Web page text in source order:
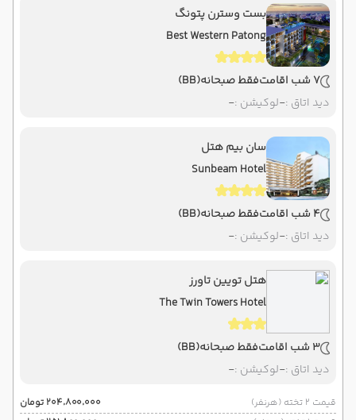
بست وسترن پتونگ
Best Western Patong
7 شب اقامت فقط صبحانه(BB)
دید اتاق :-لوکیشن :-
سان بیم هتل
Sunbeam Hotel
4 شب اقامت فقط صبحانه(BB)
دید اتاق :-لوکیشن :-
هتل تویین تاورز
The Twin Towers Hotel
3 شب اقامت فقط صبحانه(BB)
دید اتاق :-لوکیشن :-
قیمت 2 تخته (هرنفر)
۲۰۴٬۸۰۰٬۰۰۰ تومان